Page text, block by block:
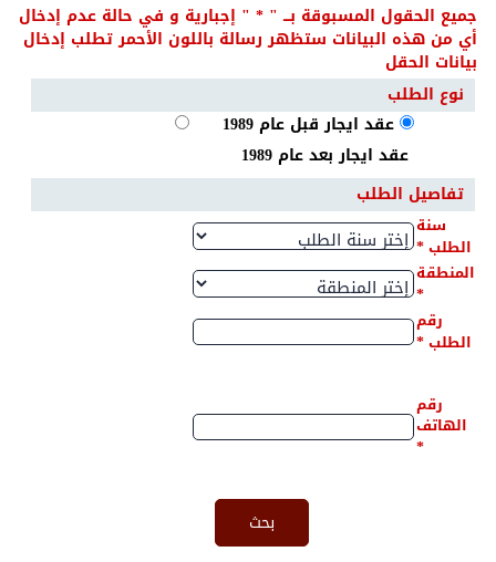
جميع الحقول المسبوقة بـــ " * " إجبارية و في حالة عدم إدخال
أي من هذه البيانات ستظهر رسالة باللون الأحمر تطلب إدخال
بيانات الحقل
نوع الطلب
عقد ايجار قبل عام 1989
عقد ايجار بعد عام 1989
تفاصيل الطلب
سنة
الطلب*
المنطقة
*
رقم
الطلب*
رقم
الهاتف
*